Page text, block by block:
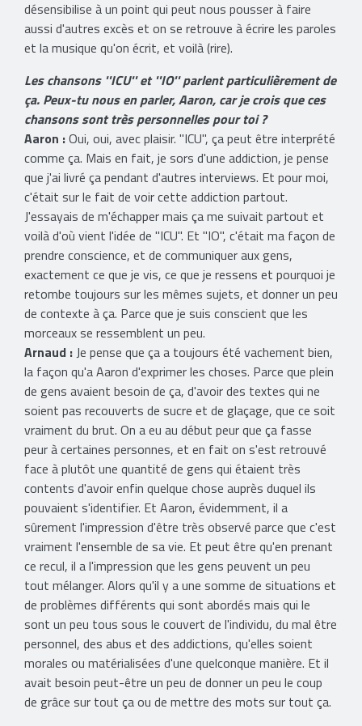
désensibilise à un point qui peut nous pousser à faire
aussi d'autres excès et on se retrouve à écrire les paroles
et la musique qu'on écrit, et voilà (rire).
Les chansons ''ICU'' et ''IO'' parlent particulièrement de
ça. Peux-tu nous en parler, Aaron, car je crois que ces
chansons sont très personnelles pour toi ?
Aaron :Oui, oui, avec plaisir. ''ICU'', ça peut être interprété
comme ça. Mais en fait, je sors d'une addiction, je pense
que j'ai livré ça pendant d'autres interviews. Et pour moi,
c'était sur le fait de voir cette addiction partout.
J'essayais de m'échapper mais ça me suivait partout et
voilà d'où vient l'idée de ''ICU''. Et ''IO'', c'était ma façon de
prendre conscience, et de communiquer aux gens,
exactement ce que je vis, ce que je ressens et pourquoi je
retombe toujours sur les mêmes sujets, et donner un peu
de contexte à ça. Parce que je suis conscient que les
morceaux se ressemblent un peu.
Arnaud :Je pense que ça a toujours été vachement bien,
la façon qu'a Aaron d'exprimer les choses. Parce que plein
de gens avaient besoin de ça, d'avoir des textes qui ne
soient pas recouverts de sucre et de glaçage, que ce soit
vraiment du brut. On a eu au début peur que ça fasse
peur à certaines personnes, et en fait on s'est retrouvé
face à plutôt une quantité de gens qui étaient très
contents d'avoir enfin quelque chose auprès duquel ils
pouvaient s'identifier. Et Aaron, évidemment, il a
sûrement l'impression d'être très observé parce que c'est
vraiment l'ensemble de sa vie. Et peut être qu'en prenant
ce recul, il a l'impression que les gens peuvent un peu
tout mélanger. Alors qu'il y a une somme de situations et
de problèmes différents qui sont abordés mais qui le
sont un peu tous sous le couvert de l'individu, du mal être
personnel, des abus et des addictions, qu'elles soient
morales ou matérialisées d'une quelconque manière. Et il
avait besoin peut-être un peu de donner un peu le coup
de grâce sur tout ça ou de mettre des mots sur tout ça.